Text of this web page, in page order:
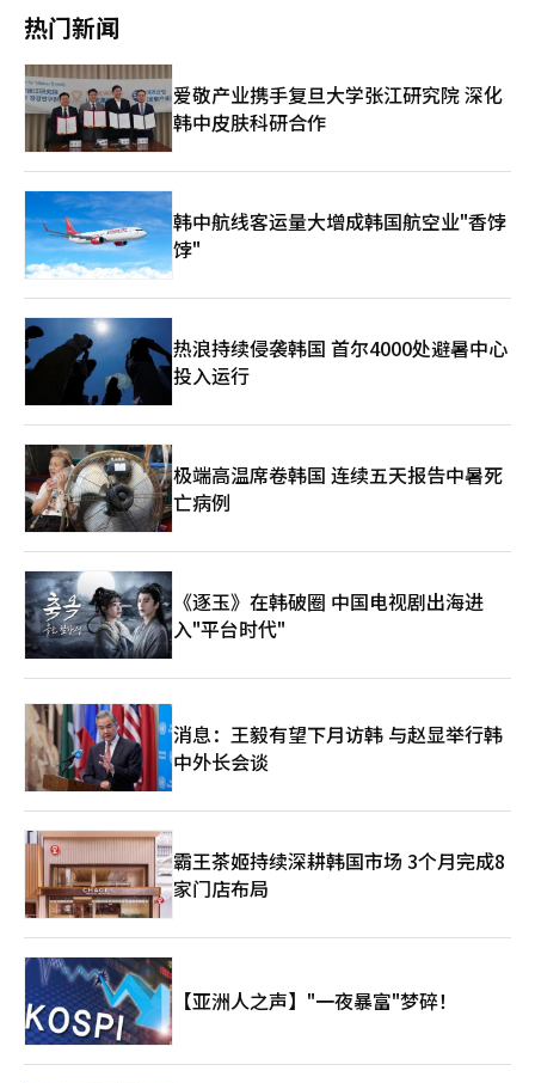
技术优势。朴灿勋强调：“凭借现有技术，我们也能快速追赶。比
业已经具备驱动器和触觉传感器方面的基础技术，计划以此作为优
势，与中美两国企业竞争。 自今年下半年起，韩国机器人制造企
业计划陆续推出人形机器人。K-人形机器人联盟计划率先推出带有
灵巧手的上半身“半人形机器人”，并投入产业现场。“半人形机
器人”相比能够双足行走的全身人形机器人存在一定局限，但这种
形态更适合快速投入生产作业，完成特化任务。考虑到中国和美国
的先行优势，韩国希望以这种方式在短期内高效推动生产。担任韩
国人形机器人企业AeiRobot首席技术官的汉阳大学机器人工程学
教授韩宰权透露：“我们计划在年内推出带有轮子的半人形机器
人，并在发布后迅速投放至多个制造现场。” 不过，韩国机器人
企业面临的最大挑战依旧是能与中美媲美的“双足行走人形机器
人”。目前已有Rainbow Robotics、Robotis、AeiRobot等企
业研发出相关产品，但大多仍停留在研究与教育用途，尚未实现商
用，并且单机售价高达1亿至3亿韩元。 在本土供应链不足的情况
下，韩国机器人初创企业尝试通过零部件自研来加快进程。
户，售价约1.5亿韩元。该公司首席技术官（CTO）朴贤俊表
示：“我们计划在年内推出与中国同等级别的双足行走研究用人形
机器人，随后在物流和制造流程中开展POC（技术验证）。”他预
测称，未来一年内，韩国各地都会有新的人形机器人亮相，而家用
人形机器人的出现大约还需三至四年。 与此同时，推动人形机器
人商用的工作也在进行中。机器人制造企业Robotis正在与
OpenAI商讨供应自主研发的人形机器人AI Worker，并计划在今年
内实现交付。该公司还计划在下半年向内需产业现场供应100台AI
Worker，并在明年扩大量产规模至200台以上。
们的国家来旅游、购物？” 李在明要求相关部门尽快制定专项对
策，严格管控威胁海外游客安全的煽动性行为。 李在明上月9月在
龙山总统府主持国务会议时，也对此前首尔明洞发生的反华集会予
以强烈谴责，称此类活动已脱离言论自由范畴，属于“闹事”行
为。李在明反复敦促有关部门积极研究解决方案。上月19日，韩国
国务总理金民锡针对部分反华集会对警方下达紧急指令，称如有必
要，将对个别反华集会采取强力措施。 中国驻韩国大使馆也于日
前发布严正立场称，9月29日起，韩方对中国团队游客试行免签。
这是对中方去年11月开始对韩试行免签的积极回应。中韩两国相继
推出签证便利化措施，有利于促进双方人员往来，有利于增进双方
相互了解和友谊，也有利于两国商业发展。韩方统计和媒体报道显
示，近日来韩中国游客和首尔明洞等地区商家销售额显著增长。韩
国中央和地方政府、旅游业界、主流媒体均对此表示欢迎，韩国民
人物散布不实信息，个别极右团体在中国游客集中的首尔明洞、大
林洞等地不时举行针对中国的示威游行。中韩双方都对此明确反
对。据了解，韩国个别极右势力拟于明天（10月3日）在首尔市中
心举行反华示威游行。他们选择在中国人民欢度国庆、中秋双节，
韩国人民欢度开天、中秋双节的喜庆日子这样做，别有用心，也不
得人心。中国大使馆特此再次提醒在韩和拟来韩的中国游客保持高
度警惕，注意人身安全。我们也严正要求韩方切实保障在韩中国公
民的人身安全和合法权益。 近期，韩国政府高层和各界有识之士
明确指出，少数势力的反华言行损害韩国国家形象和利益，要求严
正应对。我们相信，中韩各界共同努力，中韩战略合作伙伴关系一
定能积极向好发展，少数政治势力的图谋不会得逞。
热门新闻
爱敬产业携手复旦大学张江研究院 深化
韩中皮肤科研合作
韩中航线客运量大增成韩国航空业"香饽
饽"
热浪持续侵袭韩国 首尔4000处避暑中心
投入运行
极端高温席卷韩国 连续五天报告中暑死
亡病例
《逐玉》在韩破圈 中国电视剧出海进
入"平台时代"
消息：王毅有望下月访韩 与赵显举行韩
中外长会谈
霸王茶姬持续深耕韩国市场 3个月完成8
家门店布局
【亚洲人之声】"一夜暴富"梦碎！